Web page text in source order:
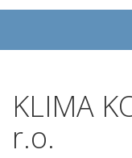
KLIMA
r.o.